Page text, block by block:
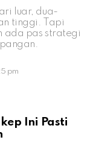
luar, dua-
tinggi. Tapi
ada pas strategi
pm
Ini Pasti